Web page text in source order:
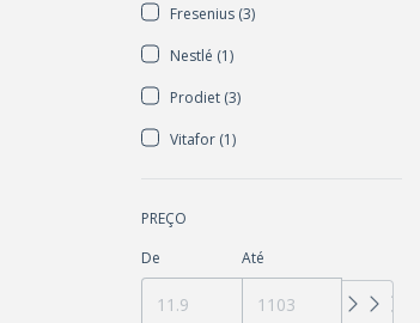
Fresenius (3)
Nestlé (1)
Prodiet (3)
Vitafor (1)
PREÇO
De
Até